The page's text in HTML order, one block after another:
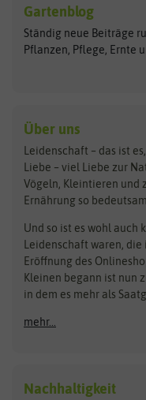
Exotische Samen
Gemüsesamen
Gründünger
Kräutersamen
Obstsamen
Pilzbrut
Rasensamen
Steckzwiebeln
Zimmer & Kübelpflanzen
Kataloge
Schnäppchen
Anzucht &
Anzuchtschalen
Heizmatte & Heizkabel
Arche Noah
ASB Greenworld
Benary
Bingenheimer
Bionana
BIOWOL
Blumicorn
Bûten Birds
Carl Pabst
Gartenblog
Ständig neue Beiträge
Pflanzen, Pflege, Ernte
Über uns
Leidenschaft – das ist
Liebe – viel Liebe zur
Vögeln, Kleintieren und
Ernährung so
Und so ist es wohl auch
Leidenschaft waren,
Eröffnung des
Kleinen begann ist nun
in dem es mehr als
mehr...
Nachhaltigkeit